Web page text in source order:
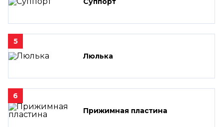
5
Люлька
6
Прижимная пластина